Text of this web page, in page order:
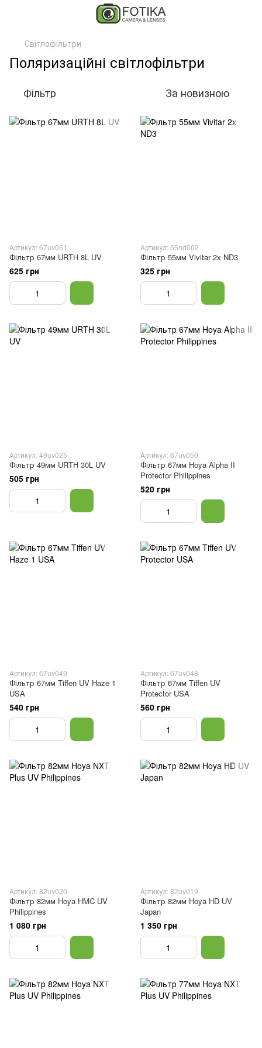
Світлофільтри
Поляризаційні світлофільтри
Фільтр За новизною
Артикул: 67uv051
Фільтр 67мм URTH 8L UV
625 грн
Артикул: 55nd002
Фільтр 55мм Vivitar 2x ND3
325 грн
Артикул: 49uv025
Фільтр 49мм URTH 30L UV
505 грн
Артикул: 67uv050
Фільтр 67мм Hoya Alpha II
Protector Philippines
520 грн
Артикул: 67uv049
Фільтр 67мм Tiffen UV Haze 1
USA
540 грн
Артикул: 67uv048
Фільтр 67мм Tiffen UV
Protector USA
560 грн
Артикул: 82uv020
Фільтр 82мм Hoya HMC UV
Philippines
1 080 грн
Артикул: 82uv019
Фільтр 82мм Hoya HD UV
Japan
1 350 грн